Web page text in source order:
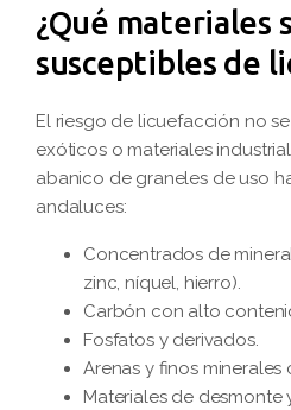
¿Qué materiales
susceptibles de
El riesgo de licuefacción no
exóticos o materiales
abanico de graneles de uso
andaluces:
Concentrados de
zinc, níquel, hierro).
Carbón con alto
Fosfatos y derivados.
Arenas y finos
Materiales de desmonte